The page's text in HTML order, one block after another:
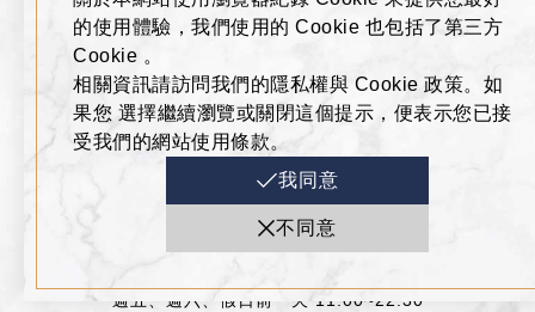
的使用體驗，我們使用的 Cookie 也包括了第三方
Cookie 。
相關資訊請訪問我們的隱私權與 Cookie 政策。如
果您 選擇繼續瀏覽或關閉這個提示，便表示您已接
受我們的網站使用條款。
我同意
不同意
高雄市左營區博愛二路777號
07-555-9688
0800-621-688
BUSINESS HOURS
週五、週六、假日前一天 11:00~22:30